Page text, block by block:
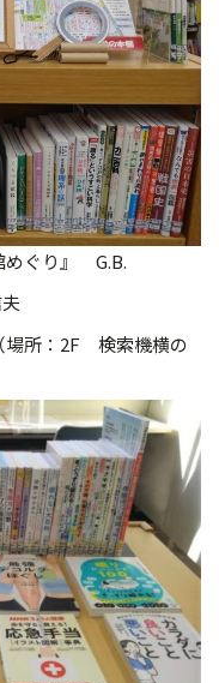
めぐり』 G.B.
場所：2F 検索機横の